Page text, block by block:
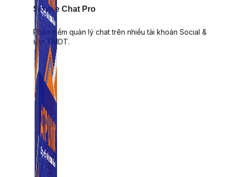
Simple Chat Pro
Phần mềm quản lý chat trên nhiều tài khoản Social &
sàn TMDT.